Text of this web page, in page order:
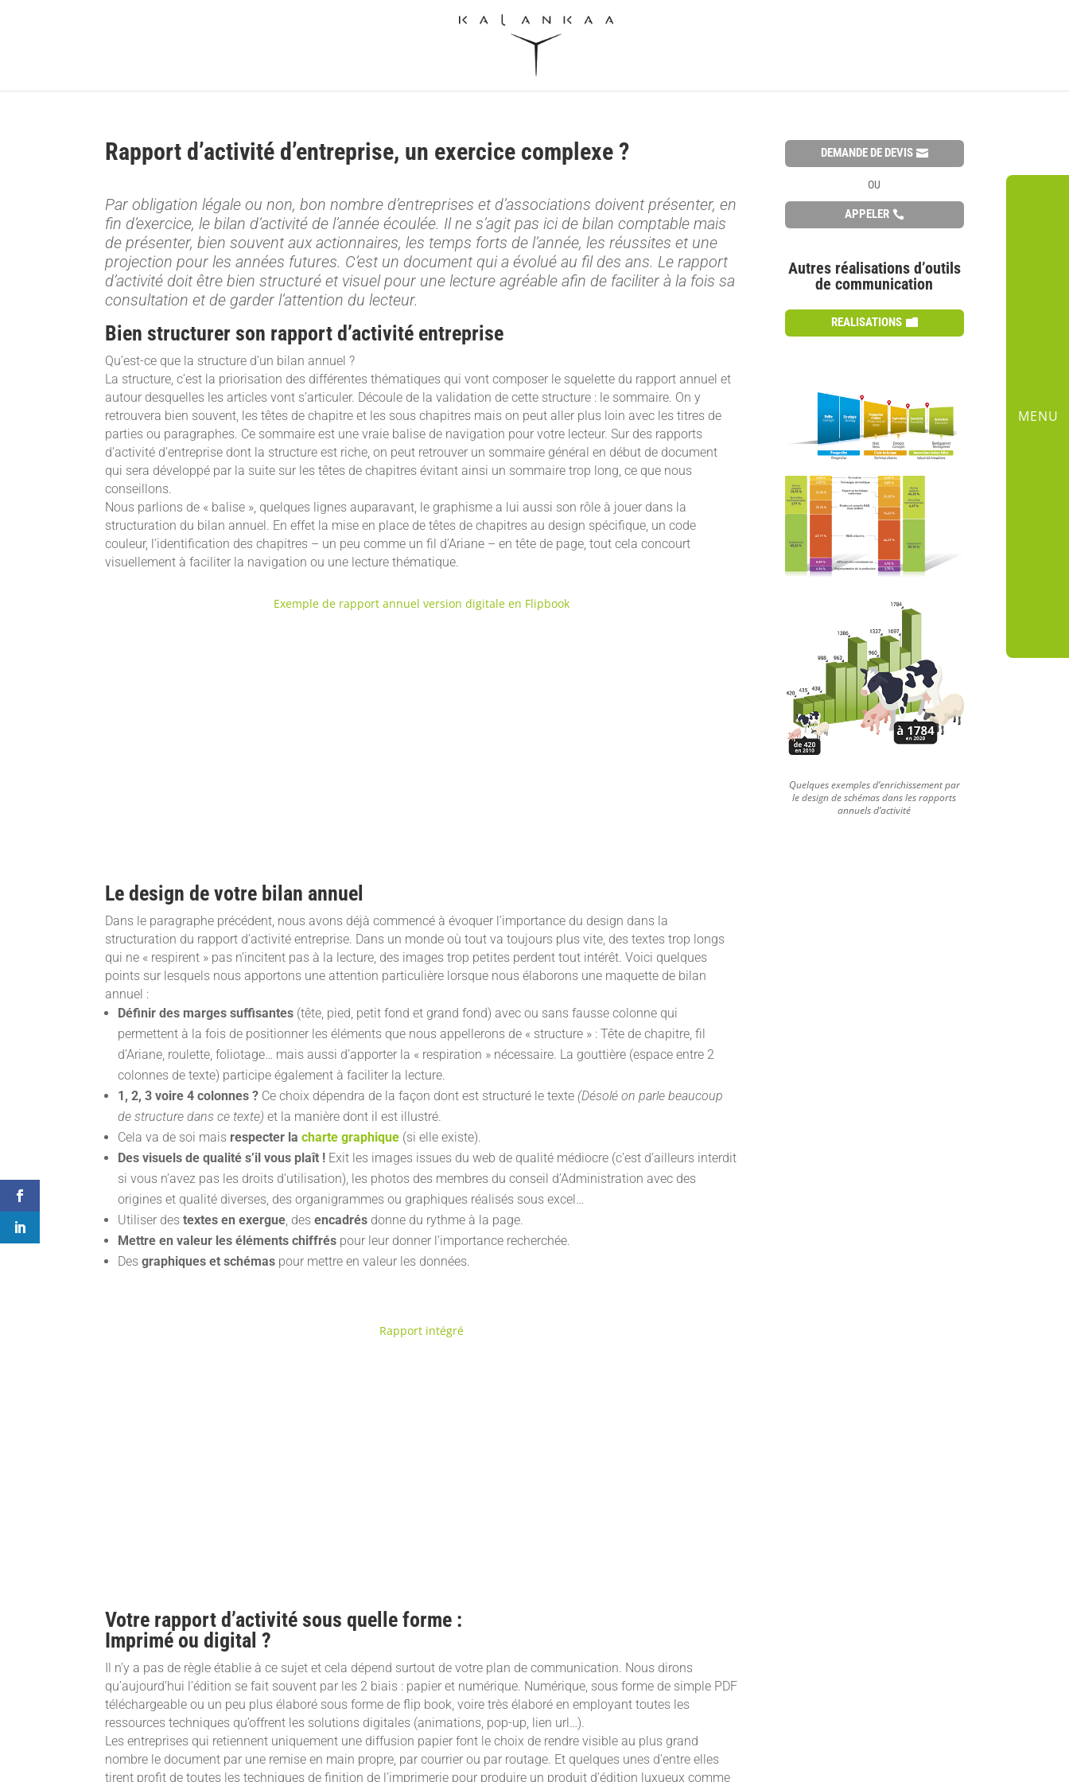
MENU
Rapport d’activité d’entreprise, un exercice complexe ?
Par obligation légale ou non, bon nombre d’entreprises et d’associations doivent présenter, en
fin d’exercice, le bilan d’activité de l’année écoulée. Il ne s’agit pas ici de bilan comptable mais
de présenter, bien souvent aux actionnaires, les temps forts de l’année, les réussites et une
projection pour les années futures. C’est un document qui a évolué au fil des ans. Le rapport
d’activité doit être bien structuré et visuel pour une lecture agréable afin de faciliter à la fois sa
consultation et de garder l’attention du lecteur.
Bien structurer son rapport d’activité entreprise
Qu’est-ce que la structure d’un bilan annuel ?
La structure, c’est la priorisation des différentes thématiques qui vont composer le squelette du rapport annuel et
autour desquelles les articles vont s’articuler. Découle de la validation de cette structure : le sommaire. On y
retrouvera bien souvent, les têtes de chapitre et les sous chapitres mais on peut aller plus loin avec les titres de
parties ou paragraphes. Ce sommaire est une vraie balise de navigation pour votre lecteur. Sur des rapports
d’activité d’entreprise dont la structure est riche, on peut retrouver un sommaire général en début de document
qui sera développé par la suite sur les têtes de chapitres évitant ainsi un sommaire trop long, ce que nous
conseillons.
Nous parlions de « balise », quelques lignes auparavant, le graphisme a lui aussi son rôle à jouer dans la
structuration du bilan annuel. En effet la mise en place de têtes de chapitres au design spécifique, un code
couleur, l’identification des chapitres – un peu comme un fil d’Ariane – en tête de page, tout cela concourt
visuellement à faciliter la navigation ou une lecture thématique.
Exemple de rapport annuel version digitale en Flipbook
Le design de votre bilan annuel
Dans le paragraphe précédent, nous avons déjà commencé à évoquer l’importance du design dans la
structuration du rapport d’activité entreprise. Dans un monde où tout va toujours plus vite, des textes trop longs
qui ne « respirent » pas n’incitent pas à la lecture, des images trop petites perdent tout intérêt. Voici quelques
points sur lesquels nous apportons une attention particulière lorsque nous élaborons une maquette de bilan
annuel :
Définir des marges suffisantes (tête, pied, petit fond et grand fond) avec ou sans fausse colonne qui
permettent à la fois de positionner les éléments que nous appellerons de « structure » : Tête de chapitre, fil
d’Ariane, roulette, foliotage… mais aussi d’apporter la « respiration » nécessaire. La gouttière (espace entre 2
colonnes de texte) participe également à faciliter la lecture.
1, 2, 3 voire 4 colonnes ? Ce choix dépendra de la façon dont est structuré le texte (Désolé on parle beaucoup
de structure dans ce texte) et la manière dont il est illustré.
Cela va de soi mais respecter la charte graphique (si elle existe).
Des visuels de qualité s’il vous plaît ! Exit les images issues du web de qualité médiocre (c’est d’ailleurs interdit
si vous n’avez pas les droits d’utilisation), les photos des membres du conseil d’Administration avec des
origines et qualité diverses, des organigrammes ou graphiques réalisés sous excel…
Utiliser des textes en exergue, des encadrés donne du rythme à la page.
Mettre en valeur les éléments chiffrés pour leur donner l’importance recherchée.
Des graphiques et schémas pour mettre en valeur les données.
Rapport intégré
Votre rapport d’activité sous quelle forme :
Imprimé ou digital ?
Il n’y a pas de règle établie à ce sujet et cela dépend surtout de votre plan de communication. Nous dirons
qu’aujourd’hui l’édition se fait souvent par les 2 biais : papier et numérique. Numérique, sous forme de simple PDF
téléchargeable ou un peu plus élaboré sous forme de flip book, voire très élaboré en employant toutes les
ressources techniques qu’offrent les solutions digitales (animations, pop-up, lien url…).
Les entreprises qui retiennent uniquement une diffusion papier font le choix de rendre visible au plus grand
nombre le document par une remise en main propre, par courrier ou par routage. Et quelques unes d’entre elles
tirent profit de toutes les techniques de finition de l’imprimerie pour produire un produit d’édition luxueux comme
DEMANDE DE DEVIS
OU
APPELER
Autres réalisations d’outils
de communication
REALISATIONS
Quelques exemples d’enrichissement par
le design de schémas dans les rapports
annuels d’activité